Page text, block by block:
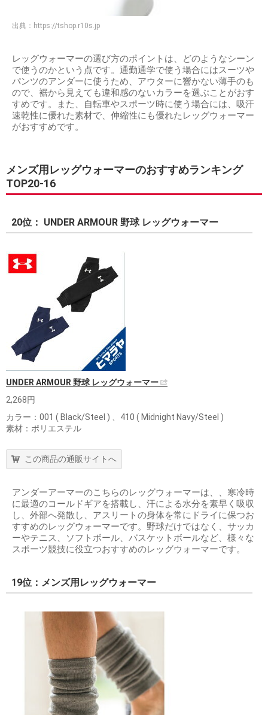
出典： https://tshop.r10s.jp
レッグウォーマーの選び方のポイントは、どのようなシーン
で使うのかという点です。通勤通学で使う場合にはスーツや
パンツのアンダーに使うため、アウターに響かない薄手のも
ので、裾から見えても違和感のないカラーを選ぶことがおす
すめです。また、自転車やスポーツ時に使う場合には、吸汗
速乾性に優れた素材で、伸縮性にも優れたレッグウォーマー
がおすすめです。
メンズ用レッグウォーマーのおすすめランキング
TOP20-16
20位： UNDER ARMOUR 野球 レッグウォーマー
UNDER ARMOUR 野球 レッグウォーマー
2,268円
カラー：001 ( Black/Steel ) 、410 ( Midnight Navy/Steel )
素材：ポリエステル
この商品の通販サイトへ
アンダーアーマーのこちらのレッグウォーマーは、、寒冷時
に最適のコールドギアを搭載し、汗による水分を素早く吸収
し、外部へ発散し、アスリートの身体を常にドライに保つお
すすめのレッグウォーマーです。野球だけではなく、サッカ
ーやテニス、ソフトボール、バスケットボールなど、様々な
スポーツ競技に役立つおすすめのレッグウォーマーです。
19位：メンズ用レッグウォーマー